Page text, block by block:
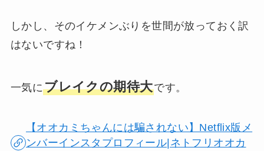
しかし、そのイケメンぶりを世間が放っておく訳
はないですね！
一気にブレイクの期待大です。
【オオカミちゃんには騙されない】Netflix版メ
ンバーインスタプロフィール|ネトフリオオカ